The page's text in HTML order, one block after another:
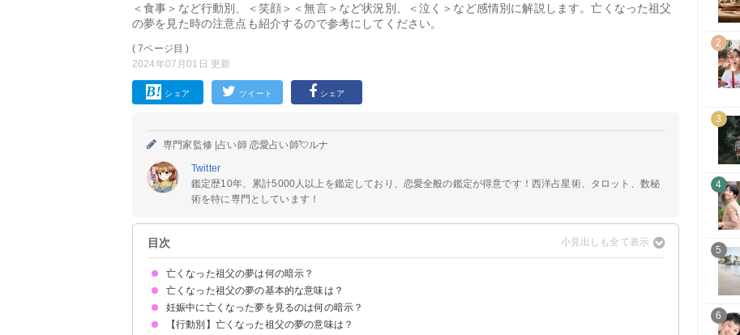
＜食事＞など行動別、＜笑顔＞＜無言＞など状況別、＜泣く＞など感情別に解説します。亡くなった祖父
の夢を見た時の注意点も紹介するので参考にしてください。
( 7ページ目 )
2024年07月01日 更新
シェア ツイート シェア
専門家監修 |占い師 恋愛占い師💘ルナ
Twitter
鑑定歴10年、累計5000人以上を鑑定しており、恋愛全般の鑑定が得意です！西洋占星術、タロット、数秘
術を特に専門としています！
目次
亡くなった祖父の夢は何の暗示？
亡くなった祖父の夢の基本的な意味は？
あなたへ警告やメッセージを伝えている
状況によって意味が決まる
妊娠中に亡くなった夢を見るのは何の暗示？
【行動別】亡くなった祖父の夢の意味は？
2
3
4
5
6